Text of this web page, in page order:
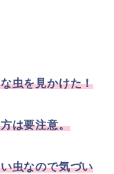
虫を見かけた！
は要注意。
虫なので気づい